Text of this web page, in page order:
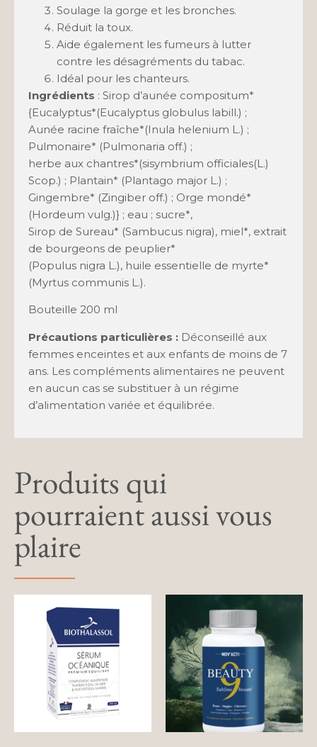
Soulage la gorge et les bronches.
Réduit la toux.
Aide également les fumeurs à lutter
contre les désagréments du tabac.
Idéal pour les chanteurs.
Ingrédients : Sirop d’aunée compositum*
{Eucalyptus*(Eucalyptus globulus labill.) ;
Aunée racine fraîche*(Inula helenium L.) ;
Pulmonaire* (Pulmonaria off.) ;
herbe aux chantres*(sisymbrium officiales(L.)
Scop.) ; Plantain* (Plantago major L.) ;
Gingembre* (Zingiber off.) ; Orge mondé*
(Hordeum vulg.)} ; eau ; sucre*,
Sirop de Sureau* (Sambucus nigra), miel*, extrait
de bourgeons de peuplier*
(Populus nigra L.), huile essentielle de myrte*
(Myrtus communis L.).
Bouteille 200 ml
Précautions particulières : Déconseillé aux
femmes enceintes et aux enfants de moins de 7
ans. Les compléments alimentaires ne peuvent
en aucun cas se substituer à un régime
d’alimentation variée et équilibrée.
Produits qui
pourraient aussi vous
plaire